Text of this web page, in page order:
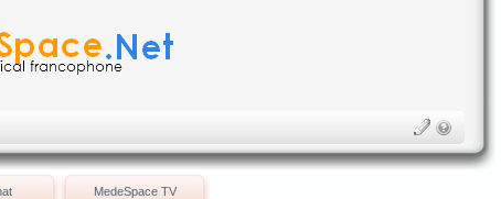
MedeSpace TV